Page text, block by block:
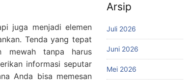
juga menjadi elemen
Tenda yang tepat
mewah tanpa harus
informasi seputar
Anda bisa memesan
Arsip
Juli 2026
Juni 2026
Mei 2026